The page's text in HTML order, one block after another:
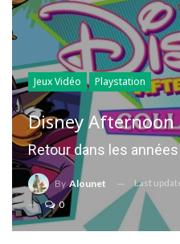
Jeux Vidéo Playstation
Disney Afternoon
Retour dans les
By Alounet Last
0